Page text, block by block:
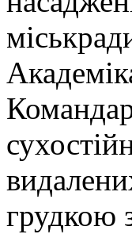
грудкою